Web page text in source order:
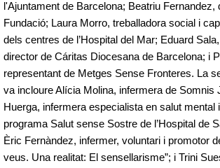
l'Ajuntament de Barcelona; Beatriu Fernandez,
Fundació; Laura Morro, treballadora social i
dels centres de l’Hospital del Mar; Eduard
director de Cáritas Diocesana de Barcelona; i
representant de Metges Sense Fronteres. La
va incloure Alícia Molina, infermera de Somnis
Huerga, infermera especialista en salut mental
programa Salut sense Sostre de l’Hospital de
Èric Fernàndez, infermer, voluntari i promotor
veus. Una realitat: El sensellarisme”; i Trini